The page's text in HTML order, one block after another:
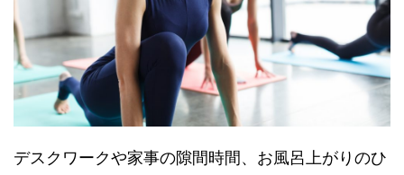
デスクワークや家事の隙間時間、お風呂上がりのひ